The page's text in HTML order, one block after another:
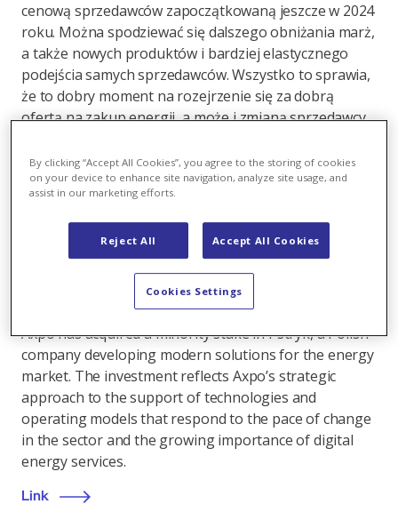
cenową sprzedawców zapoczątkowaną jeszcze w 2024
roku. Można spodziewać się dalszego obniżania marż,
a także nowych produktów i bardziej elastycznego
podejścia samych sprzedawców. Wszystko to sprawia,
że to dobry moment na rozejrzenie się za dobrą
ofertą na zakup energii, a może i zmianą sprzedawcy.
Axpo in Poland,27.07.2026
Axpo inwestuje w Pstryk – polskiego pioniera
technologii energetycznych
Axpo has acquired a minority stake in Pstryk, a Polish
company developing modern solutions for the energy
market. The investment reflects Axpo’s strategic
approach to the support of technologies and
operating models that respond to the pace of change
in the sector and the growing importance of digital
energy services.
Link
By clicking “Accept All Cookies”, you agree to the storing of cookies
on your device to enhance site navigation, analyze site usage, and
assist in our marketing efforts.
Reject All Accept All Cookies
Cookies Settings